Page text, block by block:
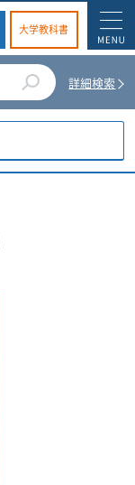
大学教科書
詳細検索